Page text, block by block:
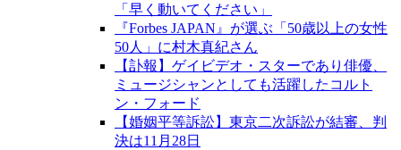
「早く動いてください」
『Forbes JAPAN』が選ぶ「50歳以上の女性
50人」に村木真紀さん
【訃報】ゲイビデオ・スターであり俳優、
ミュージシャンとしても活躍したコルト
ン・フォード
【婚姻平等訴訟】東京二次訴訟が結審、判
決は11月28日